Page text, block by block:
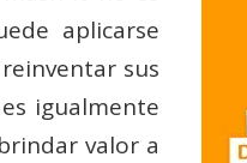
aplicarse
sus
igualmente
valor a